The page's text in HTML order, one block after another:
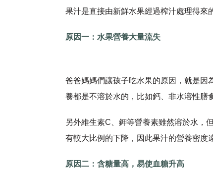
果汁是直接由新鮮水果經過榨汁處理得來
原因一：水果營養大量流失
爸爸媽媽們讓孩子吃水果的原因，就是因
養都是不溶於水的，比如鈣、非水溶性膳
另外維生素C、鉀等營養素雖然溶於水，
有較大比例的下降，因此果汁的營養密度
原因二：含糖量高，易使血糖升高